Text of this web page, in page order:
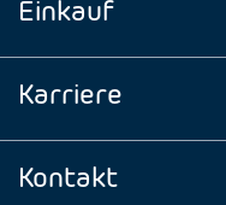
Einkauf
Karriere
Kontakt